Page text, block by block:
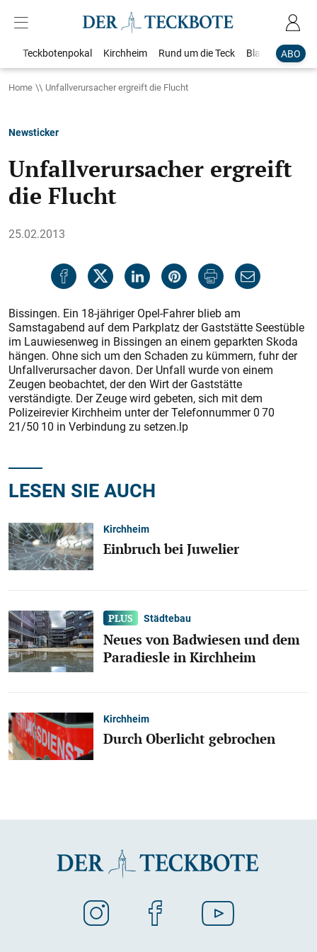
ABO
Teckbotenpokal Kirchheim Rund um die Teck Blaulicht
Home Unfallverursacher ergreift die Flucht
Newsticker
Unfallverursacher ergreift
die Flucht
25.02.2013
Bissingen. Ein 18-jähriger Opel-Fahrer blieb am
Samstagabend auf dem Parkplatz der Gaststätte Seestüble
im Lauwiesenweg in Bissingen an einem geparkten Skoda
hängen. Ohne sich um den Schaden zu kümmern, fuhr der
Unfallverursacher davon. Der Unfall wurde von einem
Zeugen beobachtet, der den Wirt der Gaststätte
verständigte. Der Zeuge wird gebeten, sich mit dem
Polizeirevier Kirchheim unter der Telefonnummer 0 70
21/50 10 in Verbindung zu setzen.lp
LESEN SIE AUCH
Kirchheim
Einbruch bei Juwelier
Städtebau
Neues von Badwiesen und dem
Paradiesle in Kirchheim
Kirchheim
Durch Oberlicht gebrochen